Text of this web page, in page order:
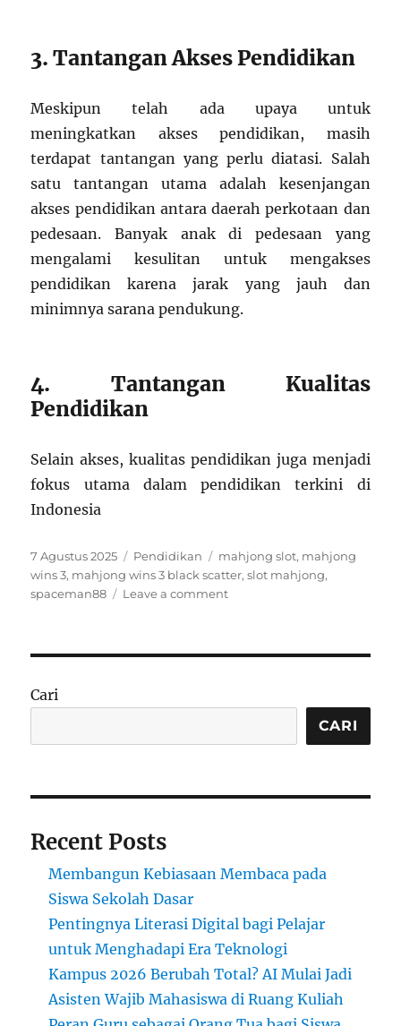
3. Tantangan Akses Pendidikan
Meskipun telah ada upaya untuk
meningkatkan akses pendidikan, masih
terdapat tantangan yang perlu diatasi. Salah
satu tantangan utama adalah kesenjangan
akses pendidikan antara daerah perkotaan dan
pedesaan. Banyak anak di pedesaan yang
mengalami kesulitan untuk mengakses
pendidikan karena jarak yang jauh dan
minimnya sarana pendukung.
4. Tantangan Kualitas
Pendidikan
Selain akses, kualitas pendidikan juga menjadi
fokus utama dalam pendidikan terkini di
Indonesia
Posted
on
7 Agustus 2025 Categories
Pendidikan Tags
mahjong slot, mahjong
wins 3, mahjong wins 3 black scatter,slot mahjong,
spaceman88
Leave a commenton
di
Cari
CARI
Recent Posts
Membangun Kebiasaan Membaca pada
Siswa Sekolah Dasar
Pentingnya Literasi Digital bagi Pelajar
untuk Menghadapi Era Teknologi
Kampus 2026 Berubah Total? AI Mulai Jadi
Asisten Wajib Mahasiswa di Ruang Kuliah